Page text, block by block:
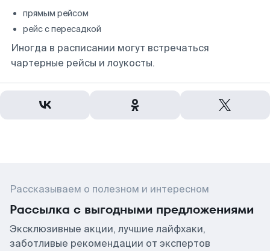
прямым рейсом
рейс с пересадкой
Иногда в расписании могут встречаться
чартерные рейсы и лоукосты.
Рассказываем о полезном и интересном
Рассылка с выгодными предложениями
Эксклюзивные акции, лучшие лайфхаки,
заботливые рекомендации от экспертов